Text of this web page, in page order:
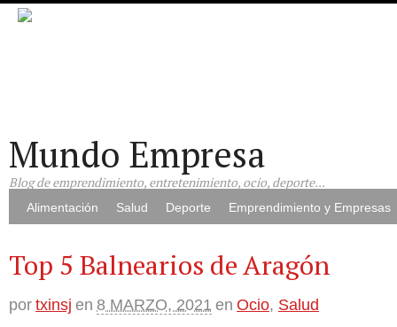
Mundo Empresa
Blog de emprendimiento, entretenimiento, ocio, deporte...
Alimentación Salud Deporte Emprendimiento y Empresas
Top 5 Balnearios de Aragón
por txinsj en 8 MARZO, 2021 en Ocio, Salud